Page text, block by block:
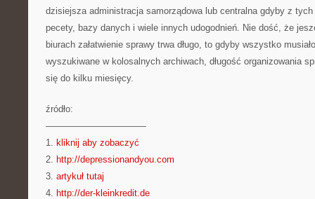
dzisiejsza administracja samorządowa lub centralna gdyby z tych
pecety, bazy danych i wiele innych udogodnień. Nie dość, że
biurach załatwienie sprawy trwa długo, to gdyby wszystko
wyszukiwane w kolosalnych archiwach, długość organizowania
się do kilku miesięcy.
źródło:
———————————
1. kliknij aby zobaczyć
2. http://depressionandyou.com
3. artykuł tutaj
4. http://der-kleinkredit.de